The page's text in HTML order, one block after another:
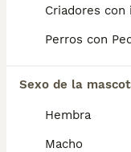
Criadores
Perros con
Sexo de la
Hembra
Macho
Identidad